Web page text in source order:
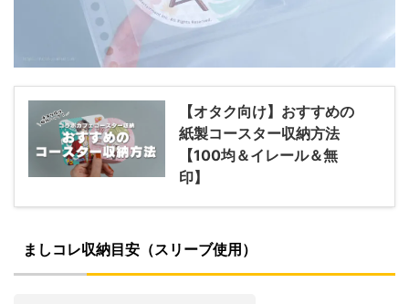
【オタク向け】おすすめの
紙製コースター収納方法
【100均＆イレール＆無
印】
ましコレ収納目安（スリーブ使用）